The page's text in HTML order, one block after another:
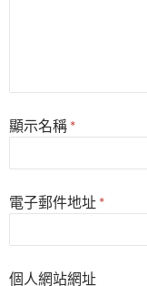
顯示名稱 *
電子郵件地址 *
個人網站網址